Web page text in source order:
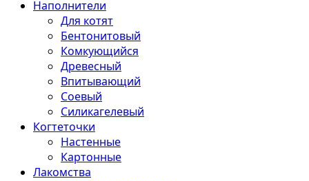
Наполнители
Для котят
Бентонитовый
Комкующийся
Древесный
Впитывающий
Соевый
Силикагелевый
Когтеточки
Настенные
Картонные
Лакомства